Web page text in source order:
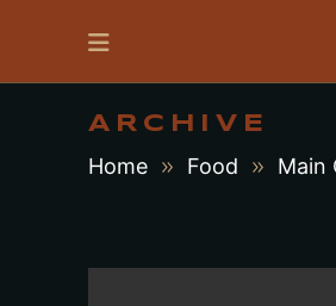
ARCHIVE
Home Food Main